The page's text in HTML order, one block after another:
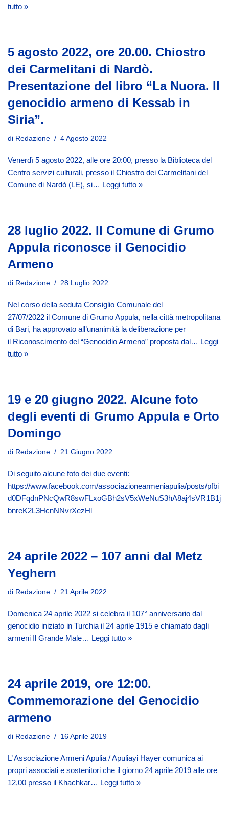
tutto »
5 agosto 2022, ore 20.00. Chiostro
dei Carmelitani di Nardò.
Presentazione del libro “La Nuora. Il
genocidio armeno di Kessab in
Siria”.
di Redazione 4 Agosto 2022
Venerdì 5 agosto 2022, alle ore 20:00, presso la Biblioteca del
Centro servizi culturali, presso il Chiostro dei Carmelitani del
Comune di Nardò (LE), si… Leggi tutto »
28 luglio 2022. Il Comune di Grumo
Appula riconosce il Genocidio
Armeno
di Redazione 28 Luglio 2022
Nel corso della seduta Consiglio Comunale del
27/07/2022 il Comune di Grumo Appula, nella città metropolitana
di Bari, ha approvato all’unanimità la deliberazione per
il Riconoscimento del “Genocidio Armeno” proposta dal… Leggi
tutto »
19 e 20 giugno 2022. Alcune foto
degli eventi di Grumo Appula e Orto
Domingo
di Redazione 21 Giugno 2022
Di seguito alcune foto dei due eventi:
https://www.facebook.com/associazionearmeniapulia/posts/pfbi
d0DFqdnPNcQwR8swFLxoGBh2sV5xWeNuS3hA8aj4sVR1B1j
bnreK2L3HcnNNvrXezHl
24 aprile 2022 – 107 anni dal Metz
Yeghern
di Redazione 21 Aprile 2022
Domenica 24 aprile 2022 si celebra il 107° anniversario dal
genocidio iniziato in Turchia il 24 aprile 1915 e chiamato dagli
armeni Il Grande Male… Leggi tutto »
24 aprile 2019, ore 12:00.
Commemorazione del Genocidio
armeno
di Redazione 16 Aprile 2019
L’ Associazione Armeni Apulia / Apuliayi Hayer comunica ai
propri associati e sostenitori che il giorno 24 aprile 2019 alle ore
12,00 presso il Khachkar… Leggi tutto »